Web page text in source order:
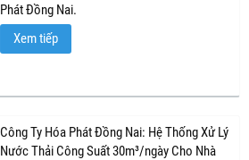
Phát Đồng Nai.
Xem tiếp
Công Ty Hóa Phát Đồng Nai: Hệ Thống Xử Lý
Nước Thải Công Suất 30m³/ngày Cho Nhà